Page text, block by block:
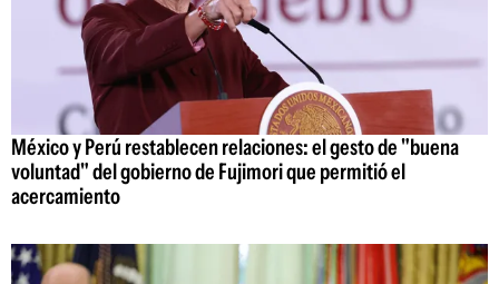
México y Perú restablecen relaciones: el gesto de "buena
voluntad" del gobierno de Fujimori que permitió el
acercamiento